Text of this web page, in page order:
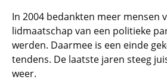
In 2004 bedankten meer mensen
lidmaatschap van een politieke
werden. Daarmee is een einde
tendens. De laatste jaren steeg
weer.